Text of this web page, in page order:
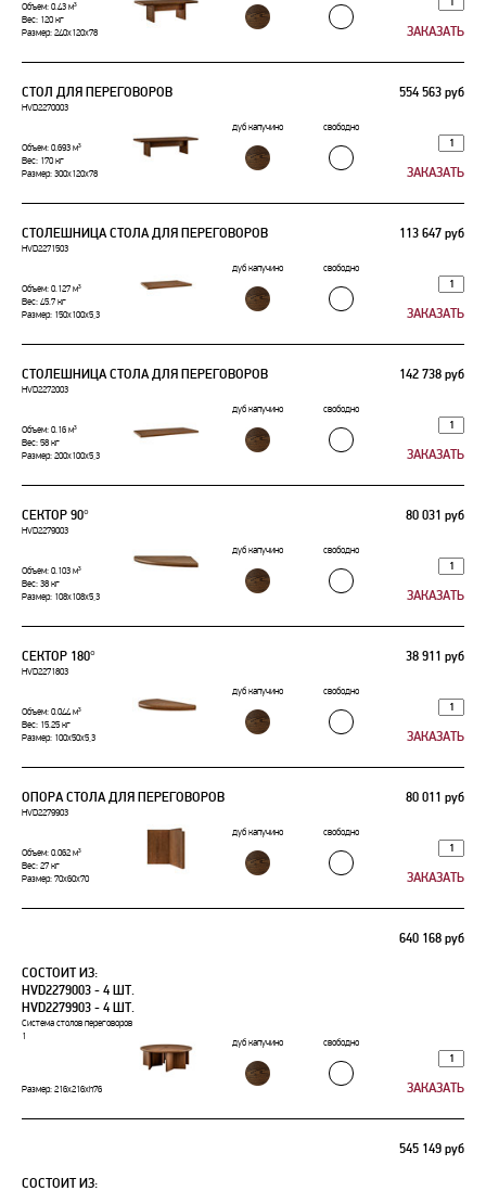
Объем: 0.43 м³
Вес: 120 кг
Размер: 240x120x78
СТОЛ ДЛЯ ПЕРЕГОВОРОВ 554 563 руб
HVD2270003
дуб капучино
свободно
Объем: 0.693 м³
Вес: 170 кг
Размер: 300x120x78
СТОЛЕШНИЦА СТОЛА ДЛЯ ПЕРЕГОВОРОВ 113 647 руб
HVD2271503
дуб капучино
свободно
Объем: 0.127 м³
Вес: 45.7 кг
Размер: 150x100x5,3
СТОЛЕШНИЦА СТОЛА ДЛЯ ПЕРЕГОВОРОВ 142 738 руб
HVD2272003
дуб капучино
свободно
Объем: 0.16 м³
Вес: 58 кг
Размер: 200x100x5,3
СЕКТОР 90° 80 031 руб
HVD2279003
дуб капучино
свободно
Объем: 0.103 м³
Вес: 38 кг
Размер: 108x108x5,3
СЕКТОР 180° 38 911 руб
HVD2271803
дуб капучино
свободно
Объем: 0.044 м³
Вес: 15.25 кг
Размер: 100x50x5,3
ОПОРА СТОЛА ДЛЯ ПЕРЕГОВОРОВ 80 011 руб
HVD2279903
дуб капучино
свободно
Объем: 0.062 м³
Вес: 27 кг
Размер: 70x60x70
СОСТОИТ ИЗ:
HVD2279003 - 4 ШТ.
HVD2279903 - 4 ШТ.
640 168 руб
Система столов переговоров
1
дуб капучино свободно
Размер: 216х216xh76
СОСТОИТ ИЗ:
545 149 руб